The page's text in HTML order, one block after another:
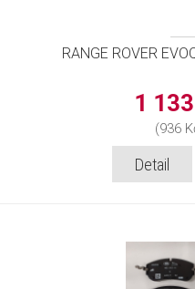
RANGE ROVER
1
(936
Detail